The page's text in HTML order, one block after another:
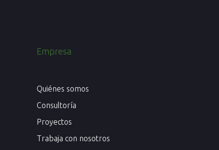
Empresa
Quiénes somos
Consultoría
Proyectos
Trabaja con nosotros